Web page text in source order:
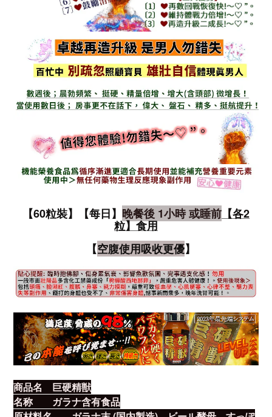
【60粒裝】【每日】 晚餐後 1小時 或睡前 【各2
粒】食用
【空腹使用吸收更優】
商品名
巨硬精獣
名称
ガラナ含有食品